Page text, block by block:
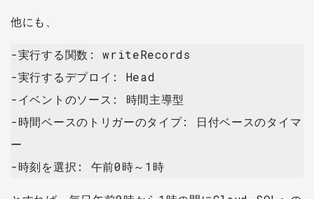
他にも、
-実行する関数: writeRecords
-実行するデプロイ: Head
-イベントのソース: 時間主導型
-時間ベースのトリガーのタイプ: 日付ベースのタイマ
ー
-時刻を選択: 午前0時～1時